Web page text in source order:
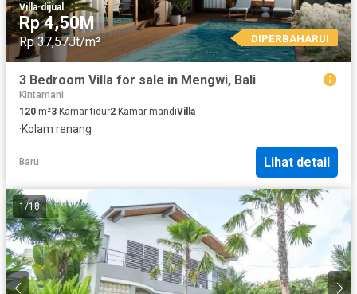
Villa·dijual
Rp 4,50M
Rp 37,57Jt/m² DIPERBAHARUI
3 Bedroom Villa for sale in Mengwi, Bali
Kintamani
120 m²3 Kamar tidur2 Kamar mandiVilla
·Kolam renang
Baru Lihat detail
1/18